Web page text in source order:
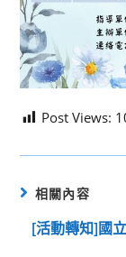
Post Views:
相關內容
[活動轉知]國